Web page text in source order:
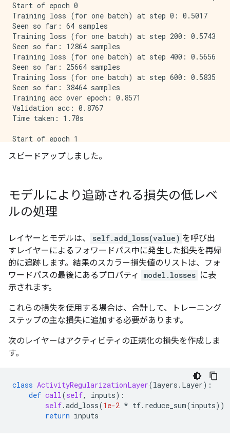
Start of epoch 0
Training loss (for one batch) at step 0: 0.5017
Seen so far: 64 samples
Training loss (for one batch) at step 200: 0.5743
Seen so far: 12864 samples
Training loss (for one batch) at step 400: 0.5656
Seen so far: 25664 samples
Training loss (for one batch) at step 600: 0.5835
Seen so far: 38464 samples
Training acc over epoch: 0.8571
Validation acc: 0.8767
Time taken: 1.70s
Start of epoch 1
Seen so far: 64 samples
Training loss (for one batch) at step 400: 0.3939
Seen so far: 25664 samples
Training loss (for one batch) at step 600: 0.8957
Seen so far: 38464 samples
Validation acc: 0.8852
スピードアップしました。
モデルにより追跡される損失の低レベ
ルの処理
レイヤーとモデルは、 self.add_loss(value) を呼び出
すレイヤーによるフォワードパス中に発生した損失を再帰
的に追跡します。結果のスカラー損失値のリストは、フォ
ワードパスの最後にあるプロパティ
model.losses に表
示されます。
これらの損失を使用する場合は、合計して、トレーニング
ステップの主な損失に追加する必要があります。
次のレイヤーはアクティビティの正規化の損失を作成しま
す。
class ActivityRegularizationLayer(layers . Layer):
def call(self, inputs):
self.add_loss(1e-2 * tf. reduce_sum(inputs))
return inputs